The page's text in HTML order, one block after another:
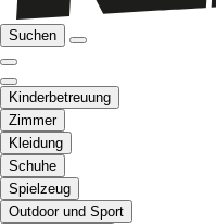
Suchen
Kinderbetreuung
Zimmer
Kleidung
Schuhe
Spielzeug
Outdoor und Sport